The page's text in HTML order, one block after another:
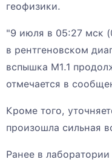
геофизики.
"9 июля в 05:27 мск
в рентгеновском
вспышка M1.1
отмечается в
Кроме того,
произошла сильная
Ранее в